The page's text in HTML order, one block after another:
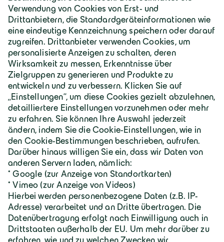
Geiger Gruppe
Über Geiger
Karriere
Geiger Gruppe
Wilhelm-Geiger-Straße 1